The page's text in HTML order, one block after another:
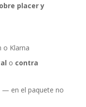
placer y
o Klarna
o contra
— en el paquete no